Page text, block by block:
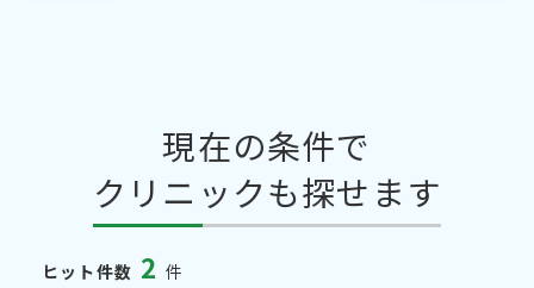
現在の条件で
クリニックも探せます
ヒット件数 2 件